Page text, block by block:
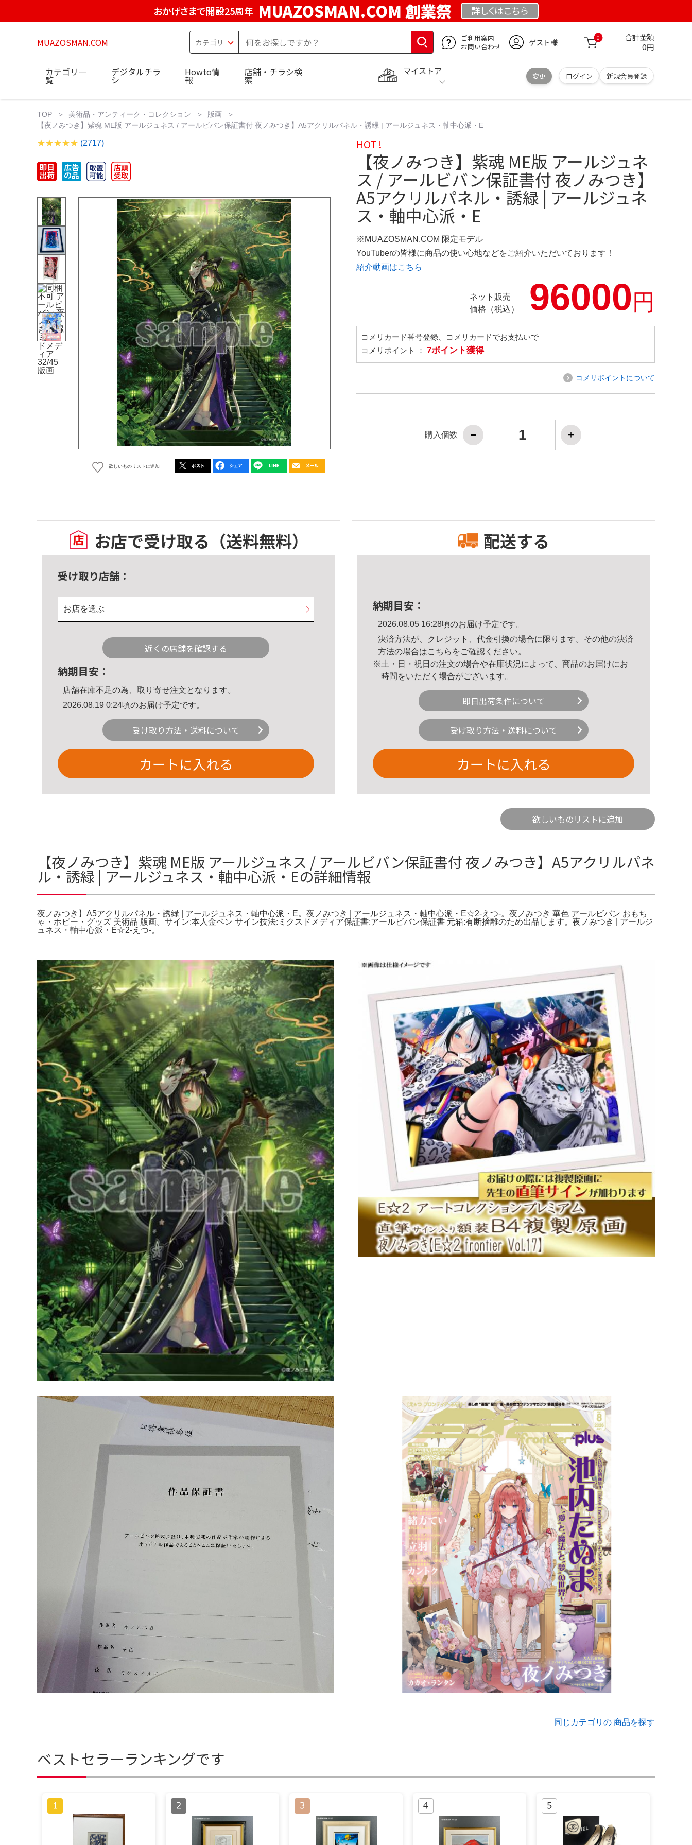
おかげさまで開設25周年 MUAZOSMAN.COM 創業祭 詳しくはこちら
MUAZOSMAN.COM
ご利用案内
お問い合わせ
ゲスト様 0 合計金額
0円
マイストア
変更 ログイン 新規会員登録
カテゴリ一
覧
デジタルチラ
シ
Howto情
報
店舗・チラシ検
索
TOP 美術品・アンティーク・コレクション
版画
【夜ノみつき】紫魂 ME版 アールジュネス / アールビバン保証書付 夜ノみつき】A5アクリルパネル・誘緑 | アールジュネス・軸中心派・E
(2717)
欲しいものリストに追加
HOT !
【夜ノみつき】紫魂 ME版 アールジュネ
ス / アールビバン保証書付 夜ノみつき】
A5アクリルパネル・誘緑 | アールジュネ
ス・軸中心派・E
※MUAZOSMAN.COM 限定モデル
YouTuberの皆様に商品の使い心地などをご紹介いただいております！
紹介動画はこちら
ネット販売
価格（税込）
96000円
コメリカード番号登録、コメリカードでお支払いで
コメリポイント ： 7ポイント獲得
コメリポイントについて
購入個数
お店で受け取る （送料無料）
受け取り店舗：
お店を選ぶ
近くの店舗を確認する
納期目安：
店舗在庫不足の為、取り寄せ注文となります。
2026.08.19 0:24頃のお届け予定です。
受け取り方法・送料について
カートに入れる
配送する
納期目安：
2026.08.05 16:28頃のお届け予定です。
決済方法が、クレジット、代金引換の場合に限ります。その他の決済
方法の場合はこちら をご確認ください。
※土・日・祝日の注文の場合や在庫状況によって、商品のお届けにお
時間をいただく場合がございます。
即日出荷条件について
受け取り方法・送料について
カートに入れる
欲しいものリストに追加
【夜ノみつき】紫魂 ME版 アールジュネス / アールビバン保証書付 夜ノみつき】A5アクリルパネ
ル・誘緑 | アールジュネス・軸中心派・Eの詳細情報
夜ノみつき】A5アクリルパネル・誘緑 | アールジュネス・軸中心派・E。夜ノみつき | アールジュネス・軸中心派・E☆2-えつ-。夜ノみつき 華色 アールビバン おもち
ゃ・ホビー・グッズ 美術品 版画。サイン:本人金ペン サイン技法:ミクスドメディア保証書:アールビバン保証書 元箱:有断捨離のため出品します。夜ノみつき | アールジ
ュネス・軸中心派・E☆2-えつ-。
同じカテゴリの 商品を探す
ベストセラーランキングです